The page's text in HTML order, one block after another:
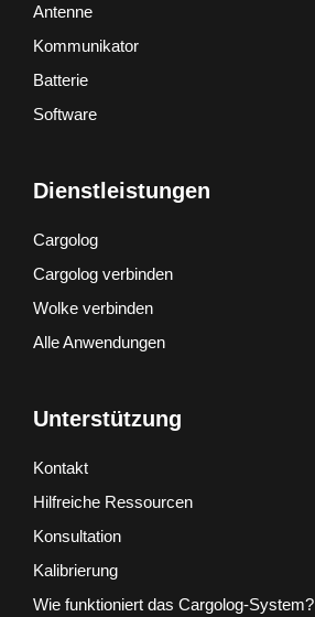
Antenne
Kommunikator
Batterie
Software
Dienstleistungen
Cargolog
Cargolog verbinden
Wolke verbinden
Alle Anwendungen
Unterstützung
Kontakt
Hilfreiche Ressourcen
Konsultation
Kalibrierung
Wie funktioniert das Cargolog-System?